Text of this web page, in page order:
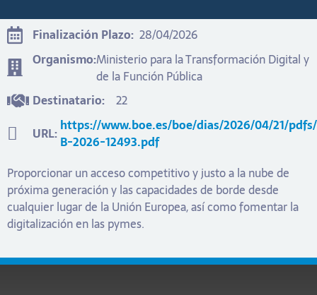
Finalización Plazo:28/04/2026
Organismo:Ministerio para la Transformación Digital y
de la Función Pública
Destinatario:22
URL:https://www.boe.es/boe/dias/2026/04/21/
B-2026-12493.pdf
Proporcionar un acceso competitivo y justo a la nube de
próxima generación y las capacidades de borde desde
cualquier lugar de la Unión Europea, así como fomentar la
digitalización en las pymes.